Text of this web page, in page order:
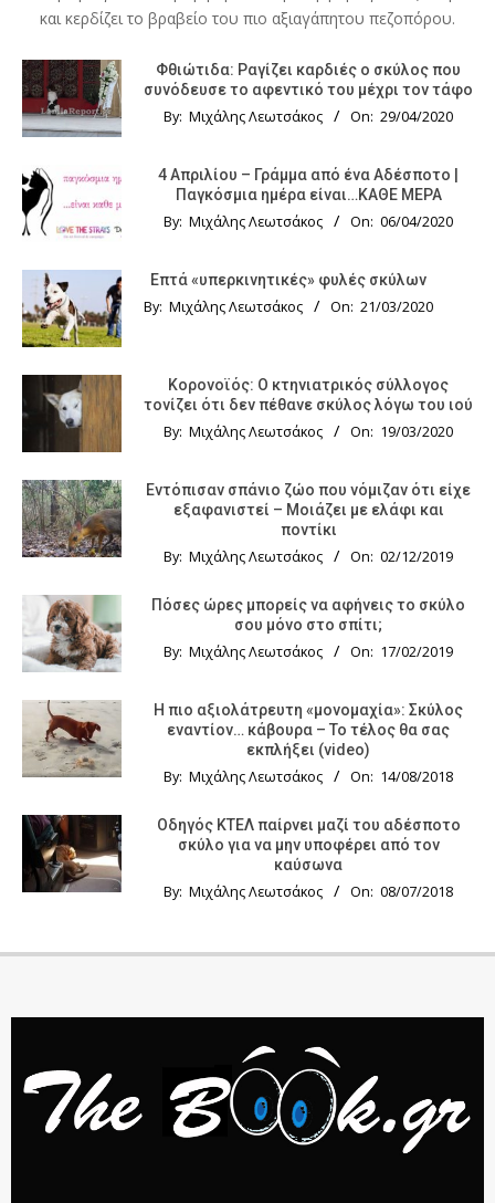
και κερδίζει το βραβείο του πιο αξιαγάπητου πεζοπόρου.
Φθιώτιδα: Ραγίζει καρδιές ο σκύλος που
συνόδευσε το αφεντικό του μέχρι τον τάφο
By: Μιχάλης Λεωτσάκος On: 29/04/2020
4 Απριλίου – Γράμμα από ένα Αδέσποτο |
Παγκόσμια ημέρα είναι…ΚΑΘΕ ΜΕΡΑ
By: Μιχάλης Λεωτσάκος On: 06/04/2020
Επτά «υπερκινητικές» φυλές σκύλων
By: Μιχάλης Λεωτσάκος On: 21/03/2020
Κορονοϊός: Ο κτηνιατρικός σύλλογος
τονίζει ότι δεν πέθανε σκύλος λόγω του ιού
By: Μιχάλης Λεωτσάκος On: 19/03/2020
Εντόπισαν σπάνιο ζώο που νόμιζαν ότι είχε
εξαφανιστεί – Μοιάζει με ελάφι και
ποντίκι
By: Μιχάλης Λεωτσάκος On: 02/12/2019
Πόσες ώρες μπορείς να αφήνεις το σκύλο
σου μόνο στο σπίτι;
By: Μιχάλης Λεωτσάκος On: 17/02/2019
Η πιο αξιολάτρευτη «μονομαχία»: Σκύλος
εναντίον… κάβουρα – Το τέλος θα σας
εκπλήξει (video)
By: Μιχάλης Λεωτσάκος On: 14/08/2018
Οδηγός KTΕΛ παίρνει μαζί του αδέσποτο
σκύλο για να μην υποφέρει από τον
καύσωνα
By: Μιχάλης Λεωτσάκος On: 08/07/2018